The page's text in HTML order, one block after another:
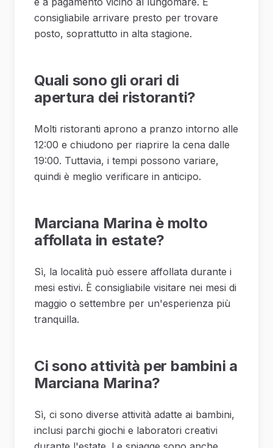
consigliabile arrivare presto per trovare
posto, soprattutto in alta stagione.
Quali sono gli orari di
apertura dei ristoranti?
Molti ristoranti aprono a pranzo intorno alle
12:00 e chiudono per riaprire la cena dalle
19:00. Tuttavia, i tempi possono variare,
quindi è meglio verificare in anticipo.
Marciana Marina è molto
affollata in estate?
Sì, la località può essere affollata durante i
mesi estivi. È consigliabile visitare nei mesi di
maggio o settembre per un'esperienza più
tranquilla.
Ci sono attività per bambini a
Marciana Marina?
Sì, ci sono diverse attività adatte ai bambini,
inclusi parchi giochi e laboratori creativi